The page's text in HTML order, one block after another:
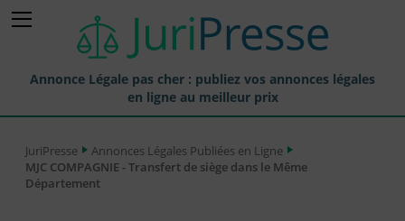
Annonce Légale pas cher : publiez vos annonces légales
en ligne au meilleur prix
Annonces Légales Publiées
JuriPresse
Annonces Légales Publiées en Ligne
MJC COMPAGNIE - Transfert de siège dans le Même
Département